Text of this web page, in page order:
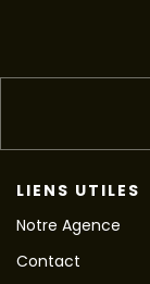
LIENS UTILES
Notre Agence
Contact